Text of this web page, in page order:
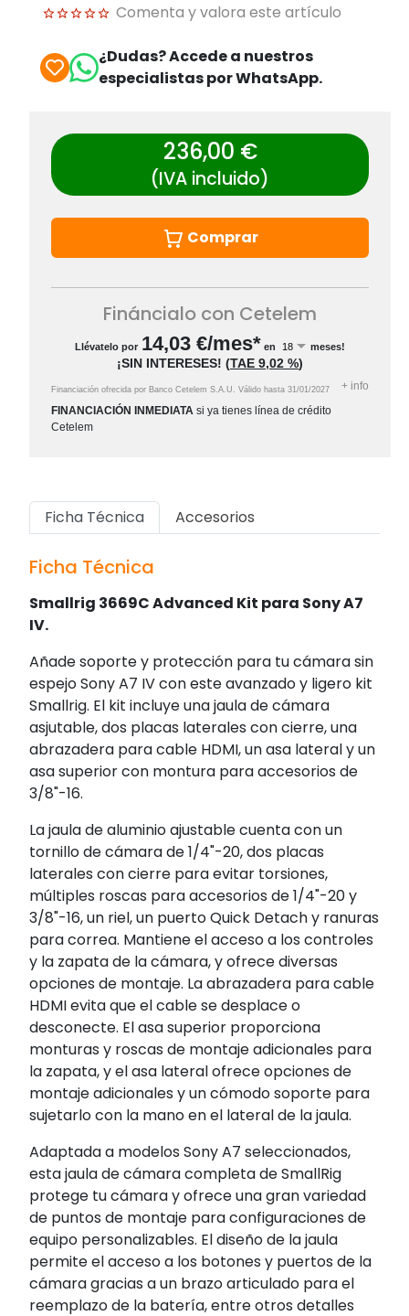
Comenta y valora este artículo
¿Dudas? Accede a nuestros
especialistas por WhatsApp.
236,00 €
(IVA incluido)
Comprar
Fináncialo con Cetelem
Llévatelo por 14,03 €/mes* en meses!
¡SIN INTERESES! (TAE 9,02 %)
Financiación ofrecida por Banco Cetelem S.A.U. Válido hasta 31/01/2027 + info
FINANCIACIÓN INMEDIATA si ya tienes línea de crédito
Cetelem
Ficha Técnica Accesorios
Ficha Técnica
Smallrig 3669C Advanced Kit para Sony A7
IV.
Añade soporte y protección para tu cámara sin
espejo Sony A7 IV con este avanzado y ligero kit
Smallrig. El kit incluye una jaula de cámara
asjutable, dos placas laterales con cierre, una
abrazadera para cable HDMI, un asa lateral y un
asa superior con montura para accesorios de
3/8"-16.
La jaula de aluminio ajustable cuenta con un
tornillo de cámara de 1/4"-20, dos placas
laterales con cierre para evitar torsiones,
múltiples roscas para accesorios de 1/4"-20 y
3/8"-16, un riel, un puerto Quick Detach y ranuras
para correa. Mantiene el acceso a los controles
y la zapata de la cámara, y ofrece diversas
opciones de montaje. La abrazadera para cable
HDMI evita que el cable se desplace o
desconecte. El asa superior proporciona
monturas y roscas de montaje adicionales para
la zapata, y el asa lateral ofrece opciones de
montaje adicionales y un cómodo soporte para
sujetarlo con la mano en el lateral de la jaula.
Adaptada a modelos Sony A7 seleccionados,
esta jaula de cámara completa de SmallRig
protege tu cámara y ofrece una gran variedad
de puntos de montaje para configuraciones de
equipo personalizables. El diseño de la jaula
permite el acceso a los botones y puertos de la
cámara gracias a un brazo articulado para el
reemplazo de la batería, entre otros detalles